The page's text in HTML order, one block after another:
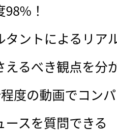
！
タントによるリア
えるべき観点を分
度の動画でコン
ースを質問できる